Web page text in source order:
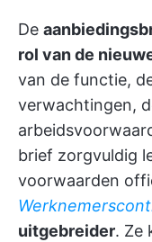
De
rol van de
van de functie,
verwachtingen,
brief zorgvuldig
voorwaarden
uitgebreider. Ze